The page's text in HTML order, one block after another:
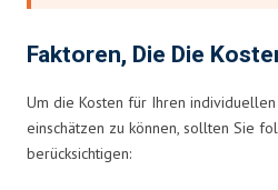
Faktoren, Die Die
Um die Kosten für Ihren
einschätzen zu können, sollten Sie
berücksichtigen: